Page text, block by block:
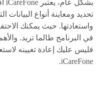
تحديد ومعاينة أنواع
واستعادتها. حيث يمكنك
فليس عليك إعادة تعيينه
iCareFone.